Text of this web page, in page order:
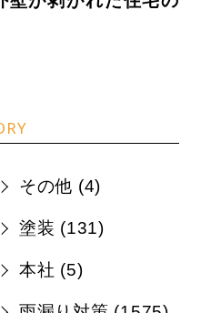
その他 (4)
塗装 (131)
本社 (5)